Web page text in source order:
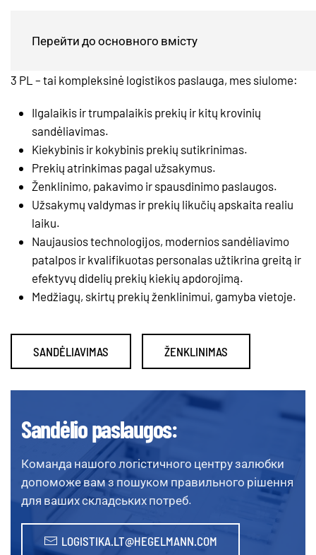
Перейти до основного вмісту
3PL PASLAUGOS
3 PL – tai kompleksinė logistikos paslauga, mes siulome:
Ilgalaikis ir trumpalaikis prekių ir kitų krovinių
sandėliavimas.
Kiekybinis ir kokybinis prekių sutikrinimas.
Prekių atrinkimas pagal užsakymus.
Ženklinimo, pakavimo ir spausdinimo paslaugos.
Užsakymų valdymas ir prekių likučių apskaita realiu
laiku.
Naujausios technologijos, modernios sandėliavimo
patalpos ir kvalifikuotas personalas užtikrina greitą ir
efektyvų didelių prekių kiekių apdorojimą.
Medžiagų, skirtų prekių ženklinimui, gamyba vietoje.
SANDĖLIAVIMAS ŽENKLINIMAS
Sandėlio paslaugos:
Команда нашого логістичного центру залюбки
допоможе вам з пошуком правильного рішення
для ваших складських потреб.
LOGISTIKA.LT@HEGELMANN.COM